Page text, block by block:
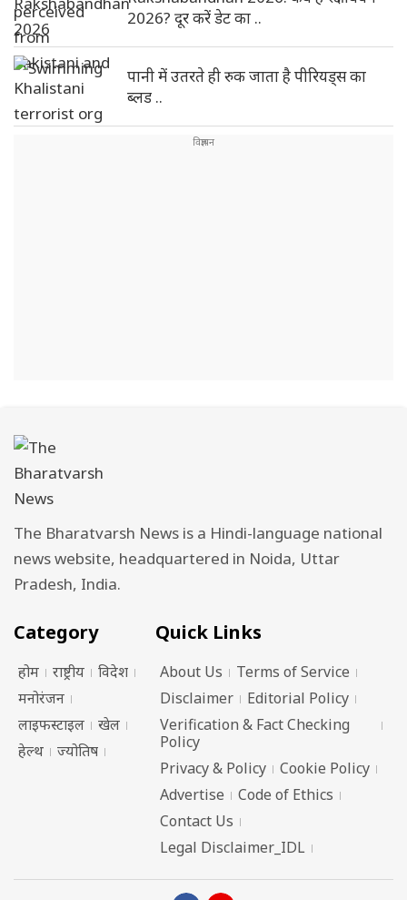
2026? दूर करें डेट का ..
पानी में उतरते ही रुक जाता है पीरियड्स का
ब्लड ..
The Bharatvarsh News is a Hindi-language national
news website, headquartered in Noida, Uttar
Pradesh, India.
Category
होम राष्ट्रीय
विदेश
मनोरंजन
लाइफस्टाइल
खेल
हेल्थ
ज्योतिष
Quick Links
About Us
Terms of Service
Disclaimer
Editorial Policy
Verification & Fact Checking
Policy
Privacy & Policy
Cookie Policy
Advertise
Code of Ethics
Contact Us
Legal Disclaimer_IDL